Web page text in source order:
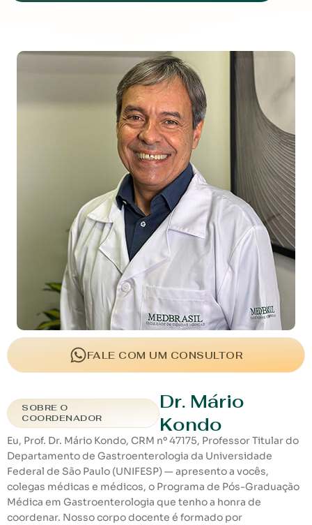
FALE COM UM CONSULTOR
SOBRE O
COORDENADOR
Dr. Mário
Kondo
Eu, Prof. Dr. Mário Kondo, CRM nº 47175, Professor Titular do
Departamento de Gastroenterologia da Universidade
Federal de São Paulo (UNIFESP) — apresento a vocês,
colegas médicas e médicos, o Programa de Pós-Graduação
Médica em Gastroenterologia que tenho a honra de
coordenar. Nosso corpo docente é formado por